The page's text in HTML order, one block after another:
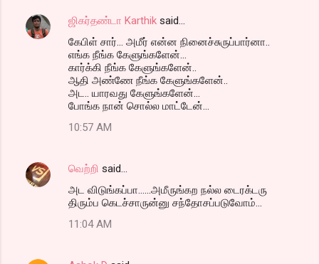
ஜிகர்தண்டா Karthik said…
கேபிள் சார்... அமீர் என்ன நினைச்சுருப்பார்னா..
எங்க நீங்க கேளுங்களேன்...
கார்க்கி நீங்க கேளுங்களேன்..
ஆதி அண்ணே நீங்க கேளுங்களேன்..
அட.. யாரவது கேளுங்களேன்...
போங்க நான் சொல்ல மாட்டேன்...
10:57 AM
வெற்றி said…
அட விடுங்கப்பா......அமீருங்கற நல்ல டைரக்டரு
திரும்ப கெடச்சாருன்னு சந்தோசப்படுவோம்...
11:04 AM